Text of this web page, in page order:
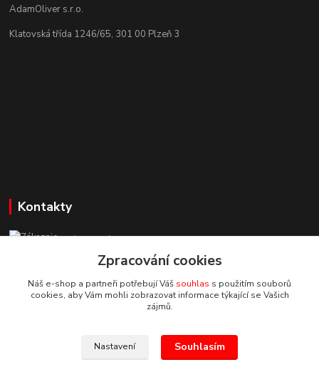
AdamOliver s.r.o.
Klatovská třída 1246/65, 301 00 Plzeň 3
Kontakty
Zákaznická podpora StuhyLevně.cz
+420 725 618 353
(Po-Pá, 8-16 hod.)
adamoliver@seznam.cz
Zpracování cookies
Náš e-shop a partneři potřebují Váš souhlas s použitím souborů
cookies, aby Vám mohli zobrazovat informace týkající se Vašich
zájmů.
Nastavení Souhlasím